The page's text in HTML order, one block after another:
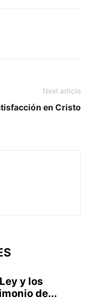
Next article
en Cristo
y los
de...